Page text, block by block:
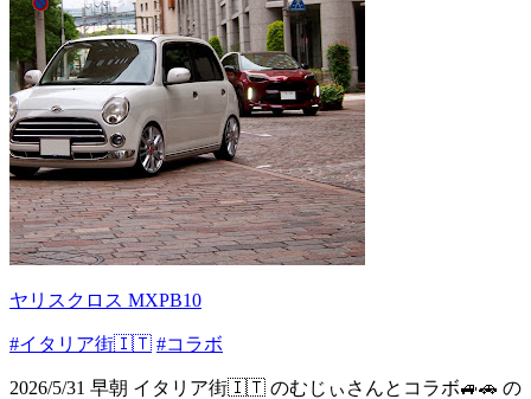
ヤリスクロス MXPB10
#イタリア街🇮🇹 #コラボ
2026/5/31 早朝 イタリア街🇮🇹 のむじぃさんとコラボ🚙🚗 の